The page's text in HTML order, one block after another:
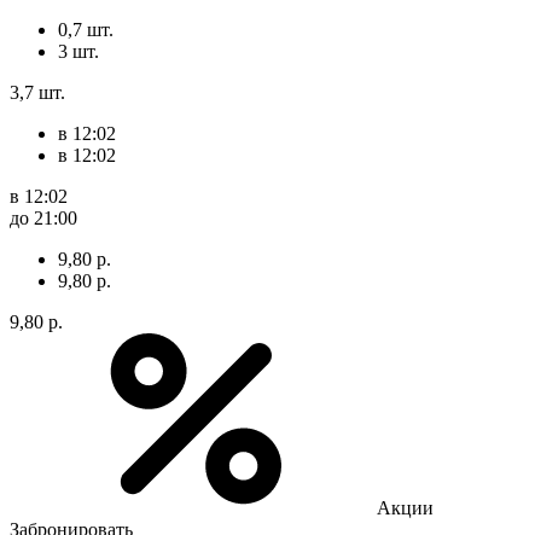
0,7 шт.
3 шт.
3,7 шт.
в 12:02
в 12:02
в 12:02
до 21:00
9,80 р.
9,80 р.
9,80 р.
Акции
Забронировать